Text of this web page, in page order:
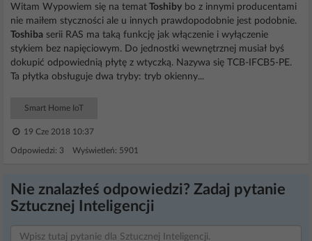
Witam Wypowiem się na temat Toshiby bo z innymi producentami
nie maiłem styczności ale u innych prawdopodobnie jest podobnie.
Toshiba serii RAS ma taką funkcję jak włączenie i wyłączenie
stykiem bez napięciowym. Do jednostki wewnętrznej musiał byś
dokupić odpowiednią płytę z wtyczką. Nazywa się TCB-IFCB5-PE.
Ta płytka obsługuje dwa tryby: tryb okienny...
Smart Home IoT
19 Cze 2018 10:37
Odpowiedzi: 3 Wyświetleń: 5901
Nie znalazłeś odpowiedzi? Zadaj pytanie
Sztucznej Inteligencji